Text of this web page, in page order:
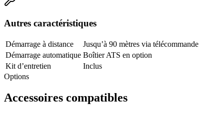
Autres caractéristiques
Démarrage à distance
Jusqu’à 90 mètres via télécommande
Démarrage automatique Boîtier ATS en option
Kit d’entretien
Inclus
Options
Accessoires compatibles